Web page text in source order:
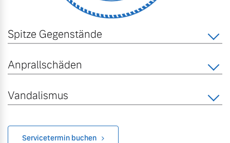
Mehr erfahren
Jetzt kennenlernen
Mehr erfahren
Mehr erfahren
Finanzierung & Leasing
Versicherung
Spitze Gegenstände
Anprallschäden
Vandalismus
Servicetermin buchen